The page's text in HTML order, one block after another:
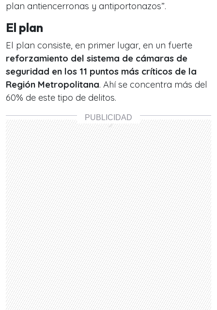
plan antiencerronas y antiportonazos”.
El plan
El plan consiste, en primer lugar, en un fuerte
reforzamiento del sistema de cámaras de
seguridad en los 11 puntos más críticos de la
Región Metropolitana. Ahí se concentra más del
60% de este tipo de delitos.